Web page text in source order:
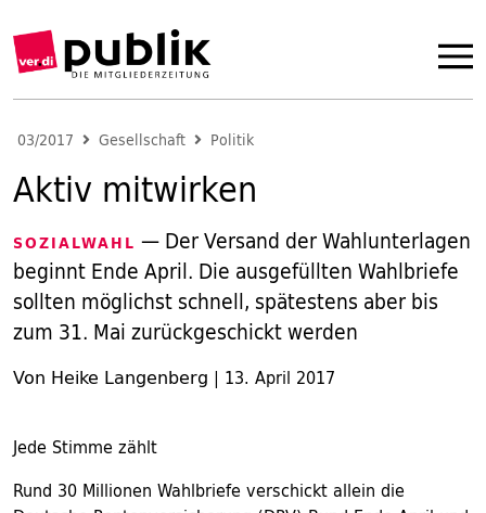
03/2017 Gesellschaft Politik
Aktiv mitwirken
SOZIALWAHL — Der Versand der Wahlunterlagen
beginnt Ende April. Die ausgefüllten Wahlbriefe
sollten möglichst schnell, spätestens aber bis
zum 31. Mai zurückgeschickt werden
Von Heike Langenberg | 13. April 2017
Jede Stimme zählt
Rund 30 Millionen Wahlbriefe verschickt allein die